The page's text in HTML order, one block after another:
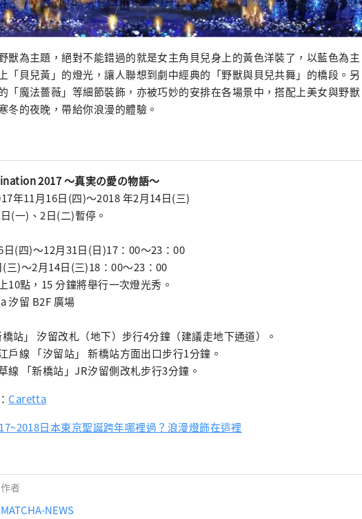
獸為主題，絕對不能錯過的就是女主角貝兒身上的黃色洋裝了，以藍色為主
「貝兒黃」的燈光，讓人聯想到劇中經典的「野獸與貝兒共舞」的橋段。另
「魔法薔薇」等細節裝飾，亦被巧妙的安排在各場景中，搭配上美女與野獸
冬的夜晚，帶給你浪漫的體驗。
2017 ～真実の愛の物語～
年11月16日(四)～2018 年2月14日(三)
(一)、2日(二)暫停。
日(四)～12月31日(日)17：00～23：00
三)～2月14日(三)18：00～23：00
10點，15 分鐘將舉行一次燈光秀。
汐留 B2F 廣場
站」 汐留改札（地下）步行4分鐘（建議走地下通道）。
戶線 「汐留站」 新橋站方面出口步行1分鐘。
線 「新橋站」JR汐留側改札步行3分鐘。
Caretta
日本東京聖誕跨年哪裡過？浪漫燈飾在這裡
作者
MATCHA-NEWS